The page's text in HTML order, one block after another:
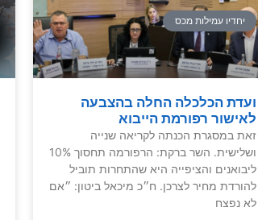
יחדיו עמילות מכס
ועדת הכלכלה החלה בהצבעה
לאישור רפורמת הייבוא
זאת במסגרת הכנתה לקריאה שנייה
ושלישית. השר ברקת: הרפורמה תחסוך 10%
ליבואנים והציפייה היא שהתחרות תוביל
להורדת מחיר לצרכן. ח״כ מיכאל ביטון: ״אם
לא נפצח